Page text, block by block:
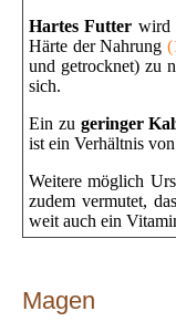
Hartes Futter wird
Härte der Nahrung
und getrocknet) zu
sich.
Ein zu geringer
ist ein Verhältnis
Weitere möglich
zudem vermutet,
weit auch ein
Magen